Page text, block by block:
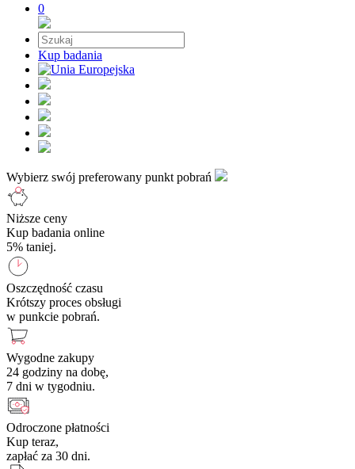
0
Kup badania
Wybierz swój preferowany punkt pobrań
Niższe ceny
Kup badania online
5% taniej.
Oszczędność czasu
Krótszy proces obsługi
w punkcie pobrań.
Wygodne zakupy
24 godziny na dobę,
7 dni w tygodniu.
Odroczone płatności
Kup teraz,
zapłać za 30 dni.